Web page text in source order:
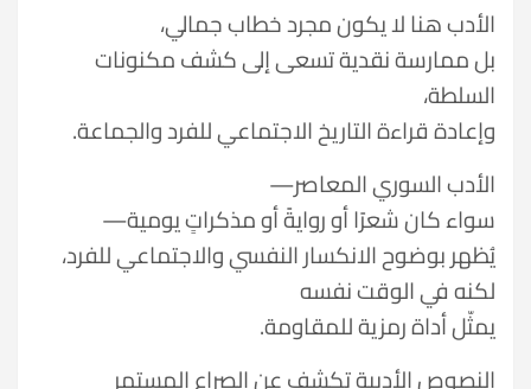
الأدب هنا لا يكون مجرد خطاب جمالي،
بل ممارسة نقدية تسعى إلى كشف مكنونات
السلطة،
وإعادة قراءة التاريخ الاجتماعي للفرد والجماعة.
الأدب السوري المعاصر—
سواء كان شعرًا أو روايةً أو مذكراتٍ يومية—
يُظهر بوضوح الانكسار النفسي والاجتماعي للفرد،
لكنه في الوقت نفسه
يمثّل أداة رمزية للمقاومة.
النصوص الأدبية تكشف عن الصراع المستمر